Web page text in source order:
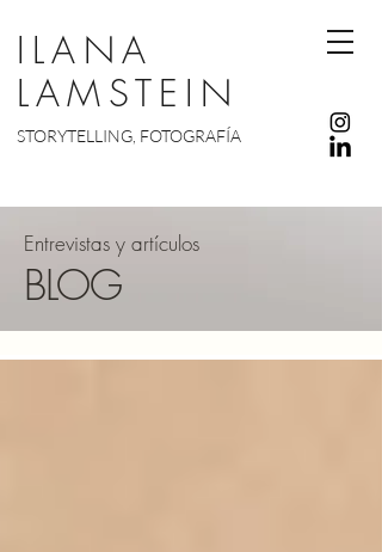
ILANA
LAMSTEIN
STORYTELLING, FOTOGRAFÍA
Entrevistas y artículos
BLOG